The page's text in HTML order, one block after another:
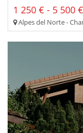
1 250 € - 5 500 €
Alpes del Norte -